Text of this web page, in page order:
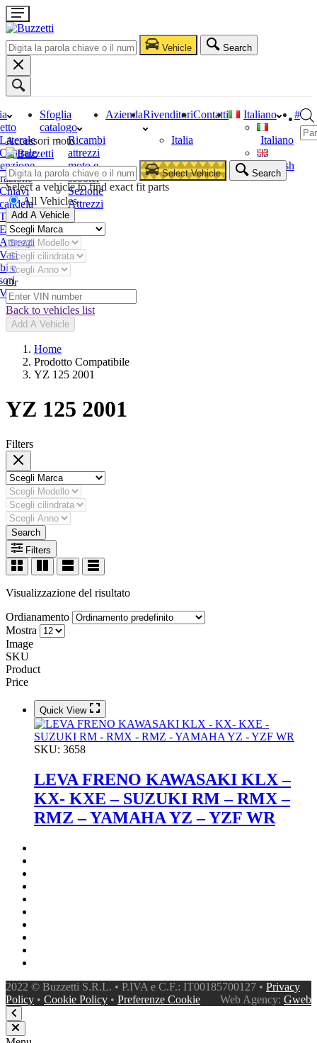
Vehicle Search
Laterale
Centrale
Chiavi
candela
Tester
Estrattori
Attrezzi
Vari
e
Vari
Sfoglia
catalogo
Ricambi
attrezzi
moto e
scooter
Sezione
Attrezzi
AziendaRivenditori
Italia
Contatti Italiano
Italiano
English
#
Accessori moto
Select Vehicle Search
Select a vehicle to find exact fit parts
All Vehicles
Add A Vehicle
Or
Back to vehicles list
Add A Vehicle
Home
Prodotto Compatibile
YZ 125 2001
YZ 125 2001
Filters
Search
Filters
Visualizzazione del risultato
Ordianamento
Mostra
Image
SKU
Product
Price
Quick View
SKU: 3658
LEVA FRENO KAWASAKI KLX –
KX- KXE – SUZUKI RM – RMX –
RMZ – YAMAHA YZ – YZF WR
2022 © Buzzetti S.R.L. • P.IVA e C.F.: IT00185700127 • Privacy
Policy • Cookie Policy • Preferenze Cookie Web Agency: Gweb